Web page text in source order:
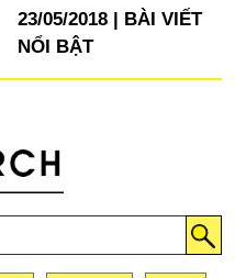
23/05/2018
BÀI VIẾT
NỔI BẬT